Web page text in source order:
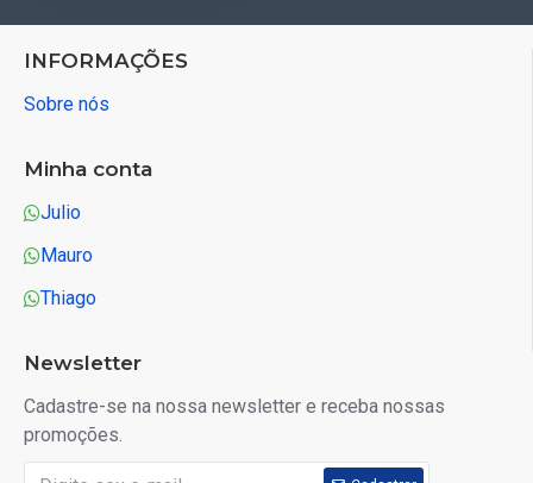
INFORMAÇÕES
Sobre nós
Minha conta
Julio
Mauro
Thiago
Newsletter
Cadastre-se na nossa newsletter e receba nossas
promoções.